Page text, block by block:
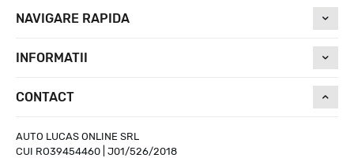
NAVIGARE RAPIDA
INFORMATII
CONTACT
AUTO LUCAS ONLINE SRL
CUI RO39454460 | J01/526/2018